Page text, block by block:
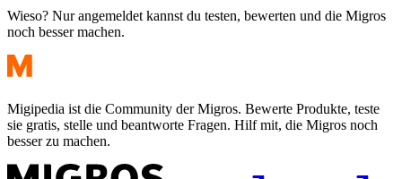
Wieso? Nur angemeldet kannst du testen, bewerten und die Migros
noch besser machen.
Migipedia ist die Community der Migros. Bewerte Produkte, teste
sie gratis, stelle und beantworte Fragen. Hilf mit, die Migros noch
besser zu machen.